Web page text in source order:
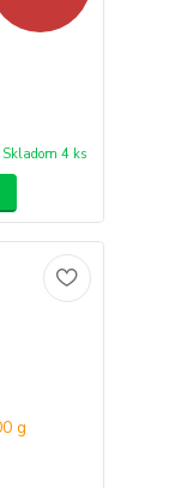
Skladom 4 ks